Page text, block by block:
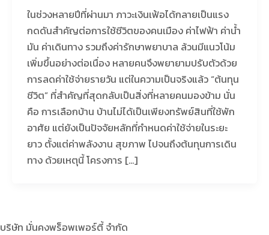
ในช่วงหลายปีที่ผ่านมา ภาวะเงินเฟ้อได้กลายเป็นแรง
กดดันสำคัญต่อการใช้ชีวิตของคนเมือง ค่าไฟฟ้า ค่าน้ำ
มัน ค่าเดินทาง รวมถึงค่ารักษาพยาบาล ล้วนมีแนวโน้ม
เพิ่มขึ้นอย่างต่อเนื่อง หลายคนจึงพยายามปรับตัวด้วย
การลดค่าใช้จ่ายรายวัน แต่ในความเป็นจริงแล้ว “ต้นทุน
ชีวิต” ที่สำคัญที่สุดกลับเป็นสิ่งที่หลายคนมองข้าม นั่น
คือ การเลือกบ้าน บ้านไม่ได้เป็นเพียงทรัพย์สินที่ใช้พัก
อาศัย แต่ยังเป็นปัจจัยหลักที่กำหนดค่าใช้จ่ายในระยะ
ยาว ตั้งแต่ค่าพลังงาน สุขภาพ ไปจนถึงต้นทุนการเดิน
ทาง ด้วยเหตุนี้ โครงการ […]
บริษัท มั่นคงพร็อพเพอร์ตี้ จำกัด